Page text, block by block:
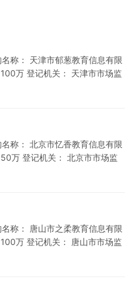
称： 天津市郁葱教育信息有限
万 登记机关： 天津市市场监
称： 北京市忆香教育信息有限
万 登记机关： 北京市市场监
称： 唐山市之柔教育信息有限
万 登记机关： 唐山市市场监